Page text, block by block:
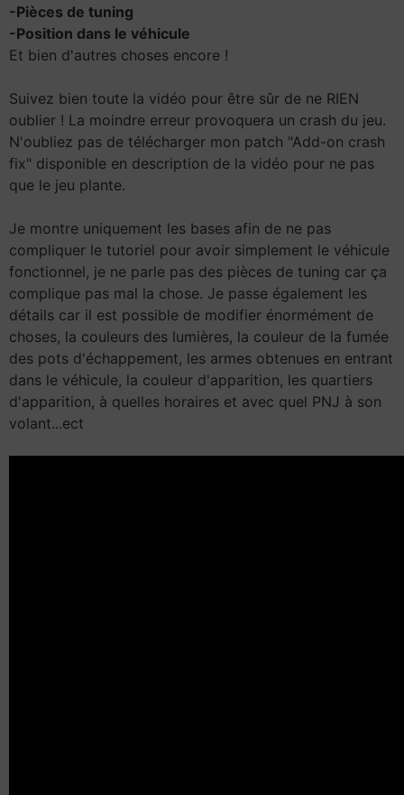
-Pièces de tuning
-Position dans le véhicule
Et bien d'autres choses encore !
Suivez bien toute la vidéo pour être sûr de ne RIEN
oublier ! La moindre erreur provoquera un crash du jeu.
N'oubliez pas de télécharger mon patch "Add-on crash
fix" disponible en description de la vidéo pour ne pas
que le jeu plante.
Je montre uniquement les bases afin de ne pas
compliquer le tutoriel pour avoir simplement le véhicule
fonctionnel, je ne parle pas des pièces de tuning car ça
complique pas mal la chose. Je passe également les
détails car il est possible de modifier énormément de
choses, la couleurs des lumières, la couleur de la fumée
des pots d'échappement, les armes obtenues en entrant
dans le véhicule, la couleur d'apparition, les quartiers
d'apparition, à quelles horaires et avec quel PNJ à son
volant...ect